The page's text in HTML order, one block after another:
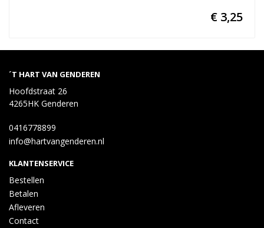
€ 3,25
´T HART VAN GENDEREN
Hoofdstraat 26
4265HK Genderen
0416778899
info@hartvangenderen.nl
KLANTENSERVICE
Bestellen
Betalen
Afleveren
Contact